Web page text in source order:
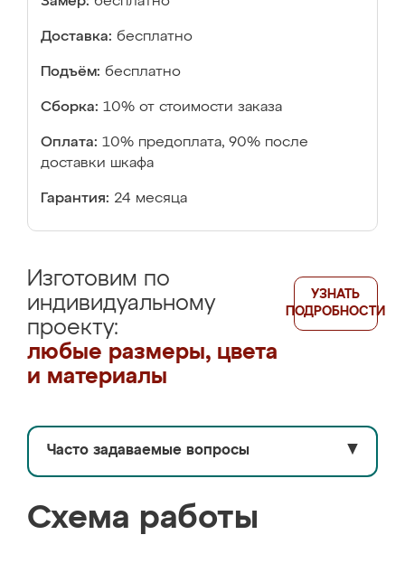
Доставка: бесплатно
Подъём: бесплатно
Сборка: 10% от стоимости заказа
Оплата: 10% предоплата, 90% после
доставки шкафа
Гарантия: 24 месяца
Изготовим по
индивидуальному
проекту:
любые размеры, цвета
и материалы
УЗНАТЬ
ПОДРОБНОСТИ
Часто задаваемые вопросы ▼
Схема работы